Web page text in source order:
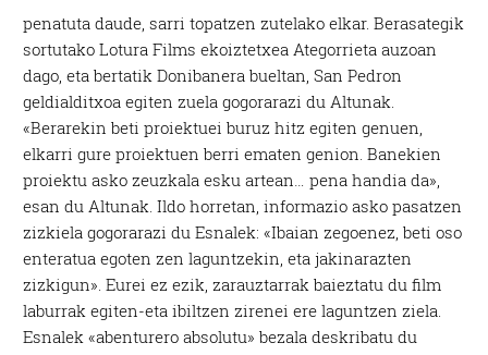
penatuta daude, sarri topatzen zutelako elkar. Berasategik
sortutako Lotura Films ekoiztetxea Ategorrieta auzoan
dago, eta bertatik Donibanera bueltan, San Pedron
geldialditxoa egiten zuela gogorarazi du Altunak.
«Berarekin beti proiektuei buruz hitz egiten genuen,
elkarri gure proiektuen berri ematen genion. Banekien
proiektu asko zeuzkala esku artean… pena handia da»,
esan du Altunak. Ildo horretan, informazio asko pasatzen
zizkiela gogorarazi du Esnalek: «Ibaian zegoenez, beti oso
enteratua egoten zen laguntzekin, eta jakinarazten
zizkigun». Eurei ez ezik, zarauztarrak baieztatu du film
laburrak egiten-eta ibiltzen zirenei ere laguntzen ziela.
Esnalek «abenturero absolutu» bezala deskribatu du